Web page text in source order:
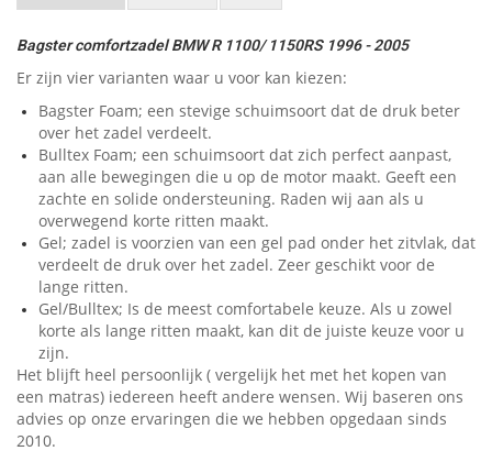
Bagster comfortzadel BMW R 1100/ 1150RS 1996 - 2005
Er zijn vier varianten waar u voor kan kiezen:
Bagster Foam; een stevige schuimsoort dat de druk beter
over het zadel verdeelt.
Bulltex Foam; een schuimsoort dat zich perfect aanpast,
aan alle bewegingen die u op de motor maakt. Geeft een
zachte en solide ondersteuning. Raden wij aan als u
overwegend korte ritten maakt.
Gel; zadel is voorzien van een gel pad onder het zitvlak, dat
verdeelt de druk over het zadel. Zeer geschikt voor de
lange ritten.
Gel/Bulltex; Is de meest comfortabele keuze. Als u zowel
korte als lange ritten maakt, kan dit de juiste keuze voor u
zijn.
Het blijft heel persoonlijk ( vergelijk het met het kopen van
een matras) iedereen heeft andere wensen. Wij baseren ons
advies op onze ervaringen die we hebben opgedaan sinds
2010.